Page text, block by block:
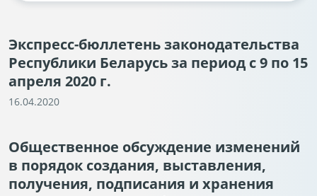
Экспресс-бюллетень законодательства
Республики Беларусь за период с 9 по 15
апреля 2020 г.
16.04.2020
Общественное обсуждение изменений
в порядок создания, выставления,
получения, подписания и хранения